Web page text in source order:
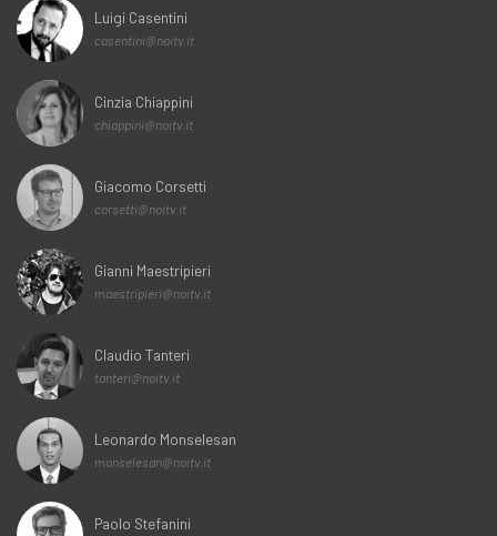
Luigi Casentini
casentini@noitv.it
Cinzia Chiappini
chiappini@noitv.it
Giacomo Corsetti
corsetti@noitv.it
Gianni Maestripieri
maestripieri@noitv.it
Claudio Tanteri
tanteri@noitv.it
Leonardo Monselesan
monselesan@noitv.it
Paolo Stefanini